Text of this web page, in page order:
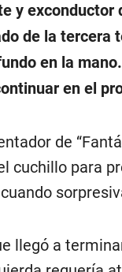
y
de la tercera
en la
en el
de
cuchillo para
llegó a